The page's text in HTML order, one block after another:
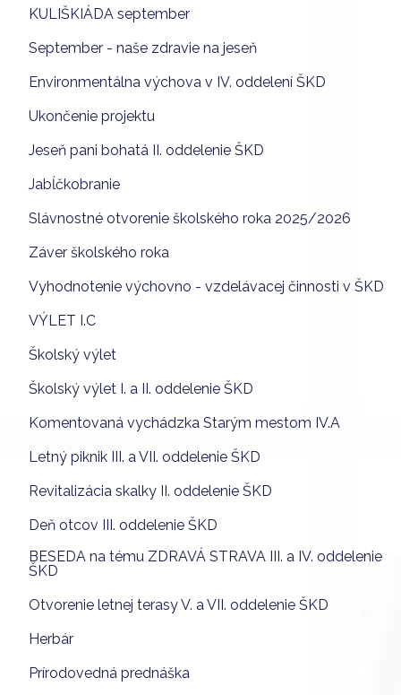
KULIŠKIÁDA september
September - naše zdravie na jeseň
Environmentálna výchova v IV. oddelení ŠKD
Ukončenie projektu
Jeseň pani bohatá II. oddelenie ŠKD
Jabĺčkobranie
Slávnostné otvorenie školského roka 2025/2026
Záver školského roka
Vyhodnotenie výchovno - vzdelávacej činnosti v ŠKD
VÝLET I.C
Školský výlet
Školský výlet I. a II. oddelenie ŠKD
Komentovaná vychádzka Starým mestom IV.A
Letný piknik III. a VII. oddelenie ŠKD
Revitalizácia skalky II. oddelenie ŠKD
Deň otcov III. oddelenie ŠKD
BESEDA na tému ZDRAVÁ STRAVA III. a IV. oddelenie
ŠKD
Otvorenie letnej terasy V. a VII. oddelenie ŠKD
Herbár
Prírodovedná prednáška